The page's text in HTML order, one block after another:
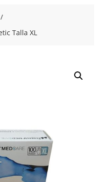
Talla XL